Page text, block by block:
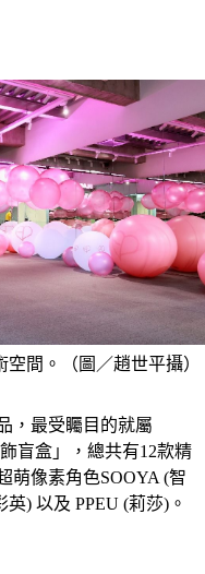
間。（圖／趙世平攝）
，最受矚目的就屬
盲盒」，總共有12款精
萌像素角色SOOYA (智
) 以及 PPEU (莉莎)。